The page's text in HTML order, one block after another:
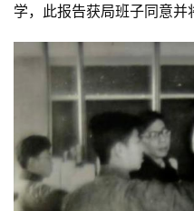
学，此报告获局班子同意并